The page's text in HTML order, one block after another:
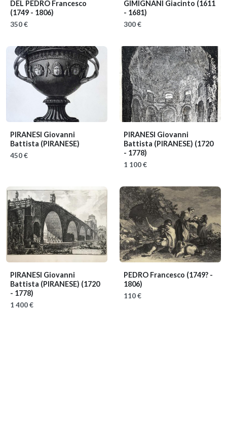
DEL PEDRO Francesco
(1749 - 1806)
350 €
GIMIGNANI Giacinto (1611
- 1681)
300 €
PIRANESI Giovanni
Battista (PIRANESE)
450 €
PIRANESI Giovanni
Battista (PIRANESE) (1720
- 1778)
1 100 €
PIRANESI Giovanni
Battista (PIRANESE) (1720
- 1778)
1 400 €
PEDRO Francesco (1749? -
1806)
110 €